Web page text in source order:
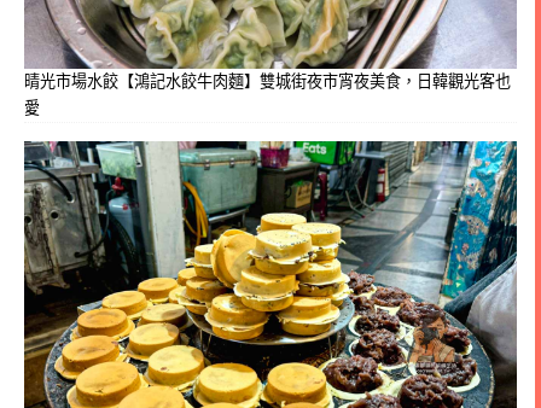
晴光市場水餃【鴻記水餃牛肉麵】雙城街夜市宵夜美食，日韓觀光客也
愛